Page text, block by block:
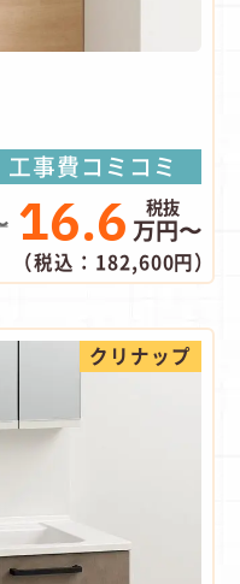
工事費コミコミ
16.6 万円〜
（税込：182,600円）
クリナップ